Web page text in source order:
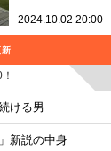
2024.10.02 20:00
新
ける男
新説の中身